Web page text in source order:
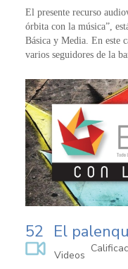
El presente recurso
órbita con la música”,
Básica y Media. En este
varios seguidores de la
52 El
Videos